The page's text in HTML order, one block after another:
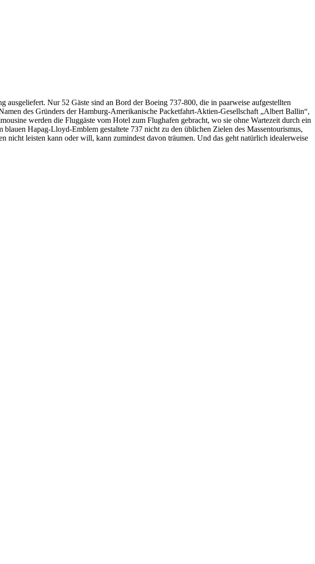
Nur 52 Gäste sind an Bord der Boeing 737-800, die in paarweise aufgestellten
des Gründers der Hamburg-Amerikanische Packetfahrt-Aktien-Gesellschaft „Albert Ballin“,
werden die Fluggäste vom Hotel zum Flughafen gebracht, wo sie ohne Wartezeit durch ein
Hapag-Lloyd-Emblem gestaltete 737 nicht zu den üblichen Zielen des Massentourismus,
nicht leisten kann oder will, kann zumindest davon träumen. Und das geht natürlich idealerweise